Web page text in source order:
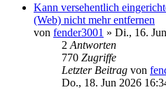
Kann versehentlich
(Web) nicht mehr entfernen
von fender3001 » Di., 16.
2 Antworten
770 Zugriffe
Letzter Beitrag von
Do., 18. Jun 2026